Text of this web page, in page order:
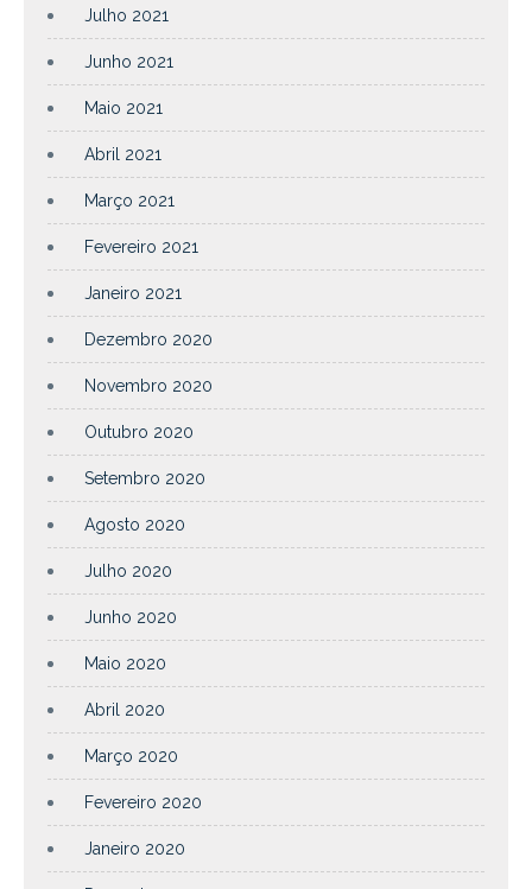
Julho 2021
Junho 2021
Maio 2021
Abril 2021
Março 2021
Fevereiro 2021
Janeiro 2021
Dezembro 2020
Novembro 2020
Outubro 2020
Setembro 2020
Agosto 2020
Julho 2020
Junho 2020
Maio 2020
Abril 2020
Março 2020
Fevereiro 2020
Janeiro 2020